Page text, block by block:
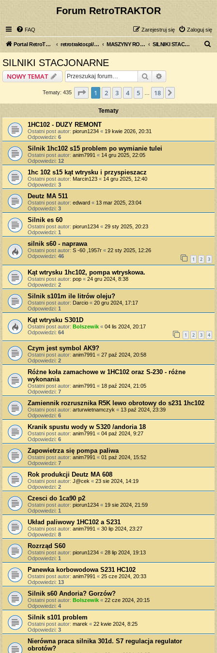
Forum RetroTRAKTOR
FAQ Zaloguj się
Zarejestruj się
Portal RetroTRAKTOR.pl retrotraktor.pl/forum MASZYNY ROLNICZE SILNIKI STACJONARNE
SILNIKI STACJONARNE
NOWY TEMAT Szukaj
Tematy: 435 Strona1 z18
1 2 3 4 5 18
Tematy
1HC102 - DUZY REMONT
Ostatni post autor: piorun1234 « 19 kwie 2026, 20:31
Odpowiedzi: 6
Silnik 1hc102 s15 problem po wymianie tulei
Ostatni post autor: anim7991 « 14 gru 2025, 22:05
Odpowiedzi: 12
1hc 102 s15 kąt wtrysku i przyspieszacz
Ostatni post autor: Marcin123 « 14 gru 2025, 12:40
Odpowiedzi: 3
Deutz MA 511
Ostatni post autor: edward « 13 mar 2025, 23:04
Odpowiedzi: 3
Silnik es 60
Ostatni post autor: piorun1234 « 29 sty 2025, 20:23
Odpowiedzi: 1
silnik s60 - naprawa
Ostatni post autor: S -60 ,1957r « 22 sty 2025, 12:26
Odpowiedzi: 46 1 2 3
Kąt wtrysku 1hc102, pompa wtryskowa.
Ostatni post autor: pop « 24 gru 2024, 8:38
Odpowiedzi: 2
Silnik s101m ile litrów oleju?
Ostatni post autor: Darcio « 20 gru 2024, 17:17
Odpowiedzi: 1
Kąt wtrysku S301D
Ostatni post autor: Bolszewik « 04 lis 2024, 20:17
Odpowiedzi: 64 1 2 3 4
Czym jest symbol AK9?
Ostatni post autor: anim7991 « 27 paź 2024, 20:58
Odpowiedzi: 2
Różne koła zamachowe w 1HC102 oraz S-230 - różne
wykonania
Ostatni post autor: anim7991 « 18 paź 2024, 21:05
Odpowiedzi: 7
Zamiennik rozrusznika R5K lewo obrotowy do s231 1hc102
Ostatni post autor: arturwietnamczyk « 13 paź 2024, 23:39
Odpowiedzi: 6
Kranik spustu wody w S320 /andoria 18
Ostatni post autor: anim7991 « 04 paź 2024, 9:27
Odpowiedzi: 6
Zapowietrza się pompa paliwa
Ostatni post autor: anim7991 « 01 paź 2024, 15:52
Odpowiedzi: 7
Rok produkcji Deutz MA 608
Ostatni post autor: J@cek « 23 sie 2024, 14:19
Odpowiedzi: 2
Czesci do 1ca90 p2
Ostatni post autor: piorun1234 « 19 sie 2024, 21:59
Odpowiedzi: 1
Układ paliwowy 1HC102 a S231
Ostatni post autor: anim7991 « 30 lip 2024, 23:27
Odpowiedzi: 8
Rozrząd S60
Ostatni post autor: piorun1234 « 28 lip 2024, 19:13
Odpowiedzi: 1
Panewka korbowodowa S231 HC102
Ostatni post autor: anim7991 « 25 cze 2024, 20:33
Odpowiedzi: 13
Silnik s60 Andoria? Gorzów?
Ostatni post autor: Bolszewik « 22 cze 2024, 20:15
Odpowiedzi: 4
Silnik s101 problem
Ostatni post autor: marek « 22 kwie 2024, 8:25
Odpowiedzi: 3
Nierówna praca silnika 301d. S7 regulacja regulator
obrotów?